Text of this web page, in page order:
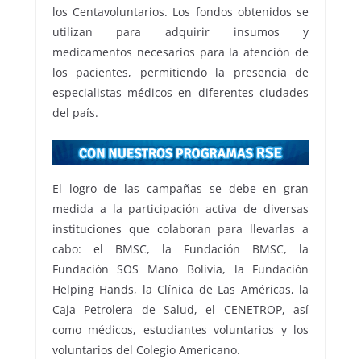
los Centavoluntarios. Los fondos obtenidos se
utilizan para adquirir insumos y
medicamentos necesarios para la atención de
los pacientes, permitiendo la presencia de
especialistas médicos en diferentes ciudades
del país.
El logro de las campañas se debe en gran
medida a la participación activa de diversas
instituciones que colaboran para llevarlas a
cabo: el BMSC, la Fundación BMSC, la
Fundación SOS Mano Bolivia, la Fundación
Helping Hands, la Clínica de Las Américas, la
Caja Petrolera de Salud, el CENETROP, así
como médicos, estudiantes voluntarios y los
voluntarios del Colegio Americano.